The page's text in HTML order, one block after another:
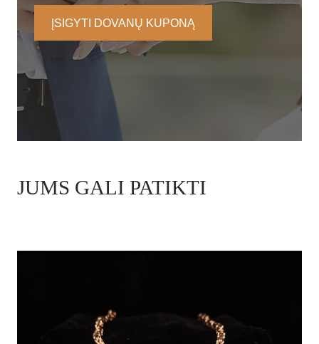
ĮSIGYTI DOVANŲ KUPONĄ
JUMS GALI PATIKTI